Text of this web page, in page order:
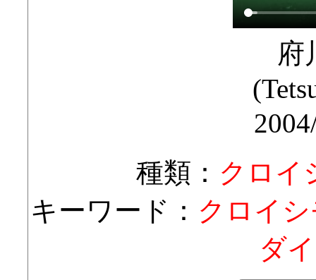
種類： クロイ
キーワード： クロイ
ダ